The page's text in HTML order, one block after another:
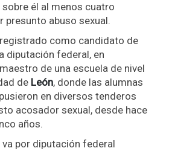
sobre él al menos cuatro
presunto abuso sexual.
registrado como candidato de
diputación federal, en
de una escuela de nivel
de León, donde las alumnas
en diversos tenderos
acosador sexual, desde hace
años.
va por diputación federal